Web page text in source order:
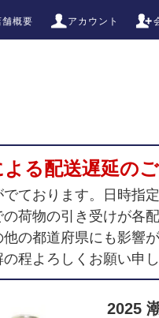
舗概要 アカウント
る配送遅延の
ております。日時指
荷物の引き受けが各
の都道府県にも影響
程よろしくお願い申し
2025